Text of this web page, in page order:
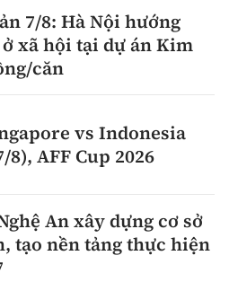
7/8: Hà Nội hướng
xã hội tại dự án Kim
căn
vs Indonesia
8), AFF Cup 2026
An xây dựng cơ sở
tạo nền tảng thực hiện